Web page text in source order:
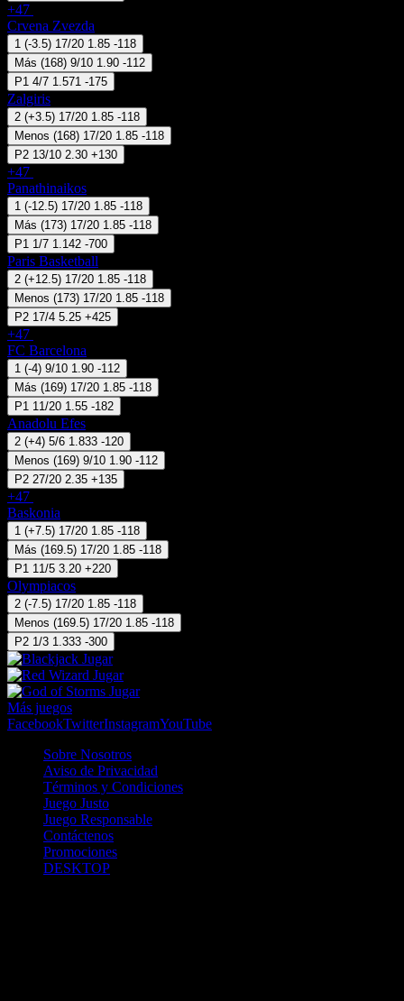
+47
Crvena Zvezda
1 (-3.5) 17/20 1.85 -118
Más (168) 9/10 1.90 -112
P1 4/7 1.571 -175
Zalgiris
2 (+3.5) 17/20 1.85 -118
Menos (168) 17/20 1.85 -118
P2 13/10 2.30 +130
+47
Panathinaikos
1 (-12.5) 17/20 1.85 -118
Más (173) 17/20 1.85 -118
P1 1/7 1.142 -700
Paris Basketball
2 (+12.5) 17/20 1.85 -118
Menos (173) 17/20 1.85 -118
P2 17/4 5.25 +425
+47
FC Barcelona
1 (-4) 9/10 1.90 -112
Más (169) 17/20 1.85 -118
P1 11/20 1.55 -182
Anadolu Efes
2 (+4) 5/6 1.833 -120
Menos (169) 9/10 1.90 -112
P2 27/20 2.35 +135
+47
Baskonia
1 (+7.5) 17/20 1.85 -118
Más (169.5) 17/20 1.85 -118
P1 11/5 3.20 +220
Olympiacos
2 (-7.5) 17/20 1.85 -118
Menos (169.5) 17/20 1.85 -118
P2 1/3 1.333 -300
Jugar
Jugar
Jugar
Más juegos
FacebookTwitterInstagramYouTube
Sobre Nosotros
Aviso de Privacidad
Términos y Condiciones
Juego Justo
Juego Responsable
Contáctenos
Promociones
DESKTOP